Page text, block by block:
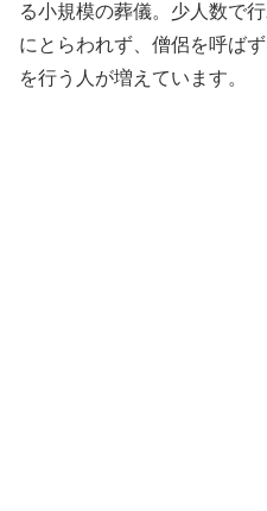
る小規模の葬儀。少人数で
にとらわれず、僧侶を呼ば
を行う人が増えています。